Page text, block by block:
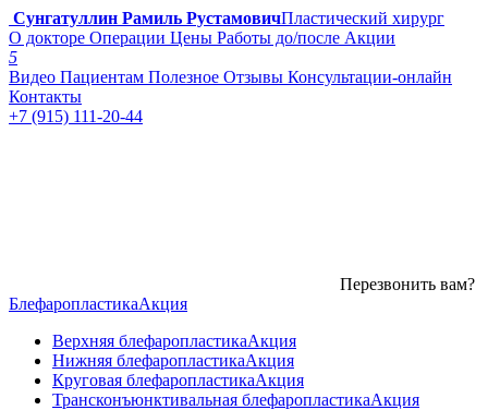
Сунгатуллин Рамиль РустамовичПластический хирург
О докторе Операции Цены Работы до/после Акции
5
Видео Пациентам Полезное Отзывы Консультации-онлайн
Контакты
+7 (915) 111-20-44
Перезвонить вам?
БлефаропластикаАкция
Верхняя блефаропластикаАкция
Нижняя блефаропластикаАкция
Круговая блефаропластикаАкция
Трансконъюнктивальная блефаропластикаАкция